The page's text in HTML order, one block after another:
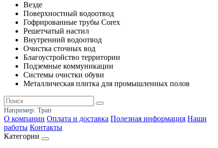
Везде
Поверхностный водоотвод
Гофрированные трубы Corex
Решетчатый настил
Внутренний водоотвод
Очистка сточных вод
Благоустройство территории
Подземные коммуникации
Системы очистки обуви
Металлическая плитка для промышленных полов
Например: Трап
О компании Оплата и доставка Полезная информация Наши
работы Контакты
Категории